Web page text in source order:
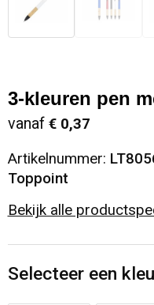
3-kleuren pen
vanaf € 0,37
Artikelnummer:
Toppoint
Bekijk alle
Selecteer een